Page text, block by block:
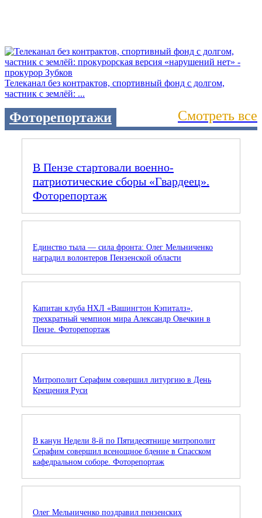
Телеканал без контрактов, спортивный фонд с долгом,
частник с землёй: ...
Фоторепортажи Смотреть все
В Пензе стартовали военно-
патриотические сборы «Гвардеец».
Фоторепортаж
Единство тыла — сила фронта: Олег Мельниченко
наградил волонтеров Пензенской области
Капитан клуба НХЛ «Вашингтон Кэпиталз»,
трехкратный чемпион мира Александр Овечкин в
Пензе. Фоторепортаж
Митрополит Серафим совершил литургию в День
Крещения Руси
В канун Недели 8-й по Пятидесятнице митрополит
Серафим совершил всенощное бдение в Спасском
кафедральном соборе. Фоторепортаж
Олег Мельниченко поздравил пензенских